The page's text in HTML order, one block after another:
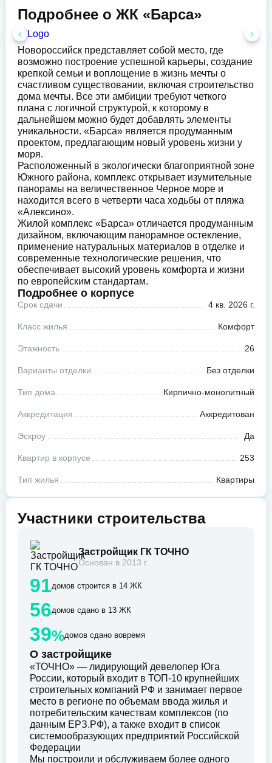
Подробнее о ЖК «Барса»
Новороссийск представляет собой место, где
возможно построение успешной карьеры, создание
крепкой семьи и воплощение в жизнь мечты о
счастливом существовании, включая строительство
дома мечты. Все эти амбиции требуют четкого
плана с логичной структурой, к которому в
дальнейшем можно будет добавлять элементы
уникальности. «Барса» является продуманным
проектом, предлагающим новый уровень жизни у
моря.
Расположенный в экологически благоприятной зоне
Южного района, комплекс открывает изумительные
панорамы на величественное Черное море и
находится всего в четверти часа ходьбы от пляжа
«Алексино».
Жилой комплекс «Барса» отличается продуманным
дизайном, включающим панорамное остекление,
применение натуральных материалов в отделке и
современные технологические решения, что
обеспечивает высокий уровень комфорта и жизни
по европейским стандартам.
Подробнее о корпусе
Срок сдачи 4 кв. 2026 г.
Класс жилья Комфорт
Этажность 26
Варианты отделки Без отделки
Тип дома Кирпично-монолитный
Аккредитация Аккредитован
Эскроу Да
Квартир в корпусе 253
Тип жилья Квартиры
Участники строительства
Застройщик ГК ТОЧНО
Основан в 2013 г.
91домов строится в 14 ЖК
56домов сдано в 13 ЖК
39%домов сдано вовремя
О застройщике
«ТОЧНО» — лидирующий девелопер Юга
России, который входит в ТОП-10 крупнейших
строительных компаний РФ и занимает первое
место в регионе по объемам ввода жилья и
потребительским качествам комплексов (по
данным ЕРЗ.РФ), а также входит в список
системообразующих предприятий Российской
Федерации
Мы построили и обслуживаем более одного